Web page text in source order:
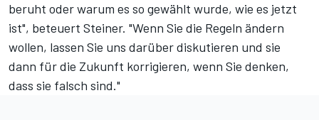
beruht oder warum es so gewählt wurde, wie es jetzt
ist", beteuert Steiner. "Wenn Sie die Regeln ändern
wollen, lassen Sie uns darüber diskutieren und sie
dann für die Zukunft korrigieren, wenn Sie denken,
dass sie falsch sind."